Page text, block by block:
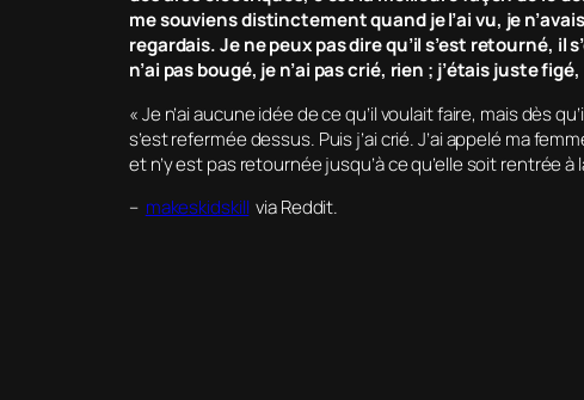
me souviens distinctement quand je l’ai vu, je
regardais. Je ne peux pas dire qu’il s’est retourné, il
n’ai pas bougé, je n’ai pas crié, rien ; j’étais juste
« Je n’ai aucune idée de ce qu’il voulait faire, mais dès
s’est refermée dessus. Puis j’ai crié. J’ai appelé ma
et n’y est pas retournée jusqu’à ce qu’elle soit rentrée
– makeskidskill via Reddit.